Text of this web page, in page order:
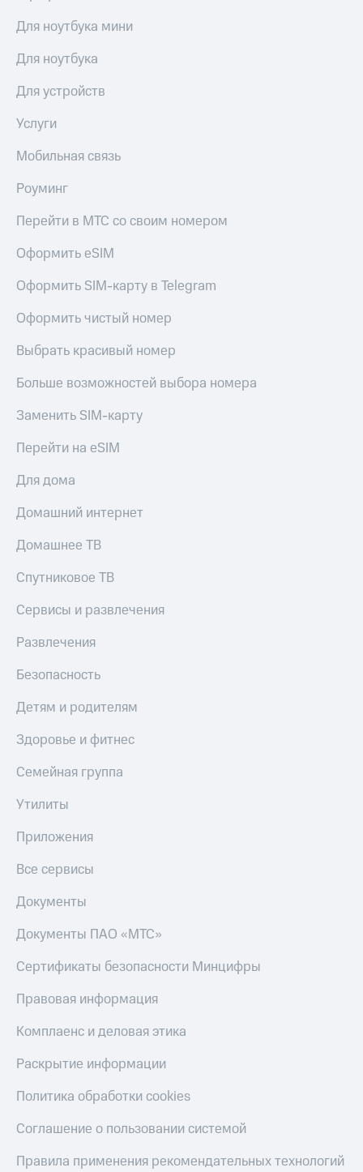
Для ноутбука мини
Для ноутбука
Для устройств
Услуги
Мобильная связь
Роуминг
Перейти в МТС со своим номером
Оформить eSIM
Оформить SIM-карту в Telegram
Оформить чистый номер
Выбрать красивый номер
Больше возможностей выбора номера
Заменить SIM-карту
Перейти на eSIM
Для дома
Домашний интернет
Домашнее ТВ
Спутниковое ТВ
Сервисы и развлечения
Развлечения
Безопасность
Детям и родителям
Здоровье и фитнес
Семейная группа
Утилиты
Приложения
Все сервисы
Документы
Документы ПАО «МТС»
Сертификаты безопасности Минцифры
Правовая информация
Комплаенс и деловая этика
Раскрытие информации
Политика обработки cookies
Соглашение о пользовании системой
Правила применения рекомендательных технологий